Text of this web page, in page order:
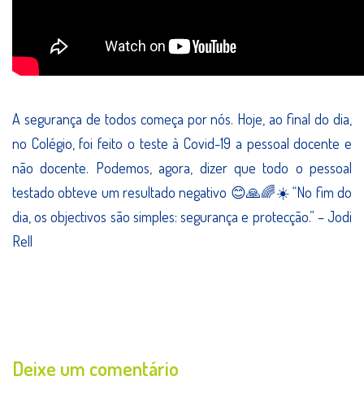
A segurança de todos começa por nós. Hoje, ao final do dia,
no Colégio, foi feito o teste à Covid-19 a pessoal docente e
não docente. Podemos, agora, dizer que todo o pessoal
testado obteve um resultado negativo 😊🙏🌈☀️ “No fim do
dia, os objectivos são simples: segurança e protecção.” – Jodi
Rell
Deixe um comentário